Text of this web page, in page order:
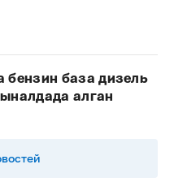
база дизель
алган